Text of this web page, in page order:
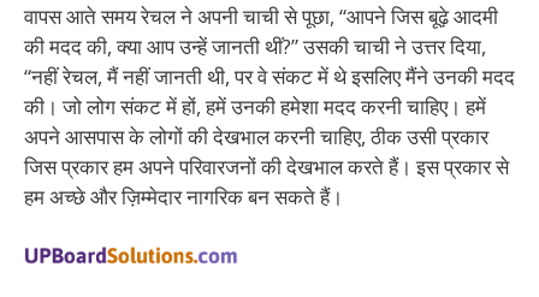
वापस आते समय रेचल ने अपनी चाची से पूछा, “आपने जिस बूढ़े आदमी
की मदद की, क्या आप उन्हें जानती थीं?” उसकी चाची ने उत्तर दिया,
“नहीं रेचल, मैं नहीं जानती थी, पर वे संकट में थे इसलिए मैंने उनकी मदद
की। जो लोग संकट में हों, हमें उनकी हमेशा मदद करनी चाहिए। हमें
अपने आसपास के लोगों की देखभाल करनी चाहिए, ठीक उसी प्रकार
जिस प्रकार हम अपने परिवारजनों की देखभाल करते हैं। इस प्रकार से
हम अच्छे और ज़िम्मेदार नागरिक बन सकते हैं।